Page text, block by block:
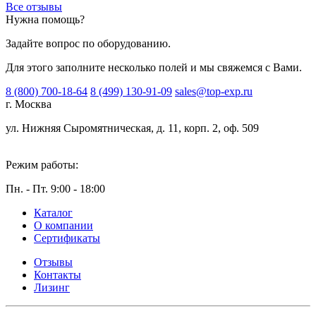
Все отзывы
Нужна помощь?
Задайте вопрос по оборудованию.
Для этого заполните несколько полей и мы свяжемся с Вами.
8 (800) 700-18-64 8 (499) 130-91-09 sales@top-exp.ru
г. Москва
ул. Нижняя Сыромятническая, д. 11, корп. 2, оф. 509
Режим работы:
Пн. - Пт. 9:00 - 18:00
Каталог
О компании
Сертификаты
Отзывы
Контакты
Лизинг